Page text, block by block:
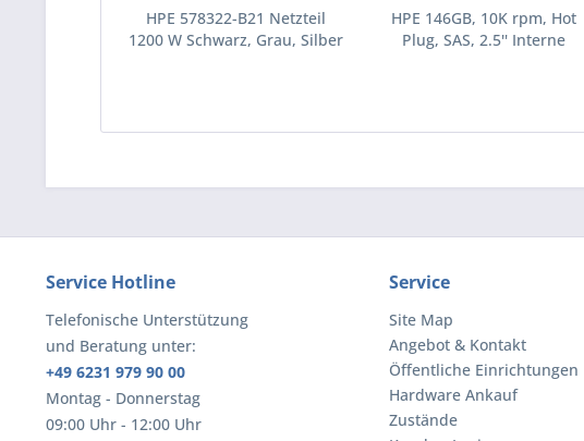
HPE 578322-B21 Netzteil
1200 W Schwarz, Grau, Silber
HPE 146GB, 10K rpm, Hot
Plug, SAS, 2.5'' Interne
Service Hotline
Telefonische Unterstützung
und Beratung unter:
+49 6231 979 90 00
Montag - Donnerstag
09:00 Uhr - 12:00 Uhr
Service
Site Map
Angebot & Kontakt
Öffentliche Einrichtungen
Hardware Ankauf
Zustände